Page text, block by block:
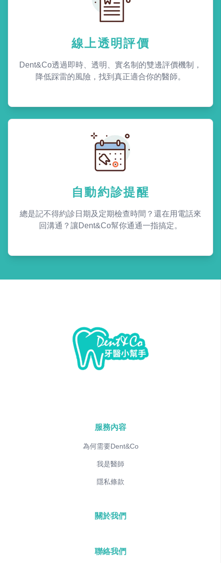
線上透明評價
Dent&Co透過即時、透明、實名制的雙邊評價機制，
降低踩雷的風險，找到真正適合你的醫師。
自動約診提醒
總是記不得約診日期及定期檢查時間？還在用電話來
回溝通？讓Dent&Co幫你通通一指搞定。
服務內容
為何需要Dent&Co
我是醫師
隱私條款
關於我們
聯絡我們